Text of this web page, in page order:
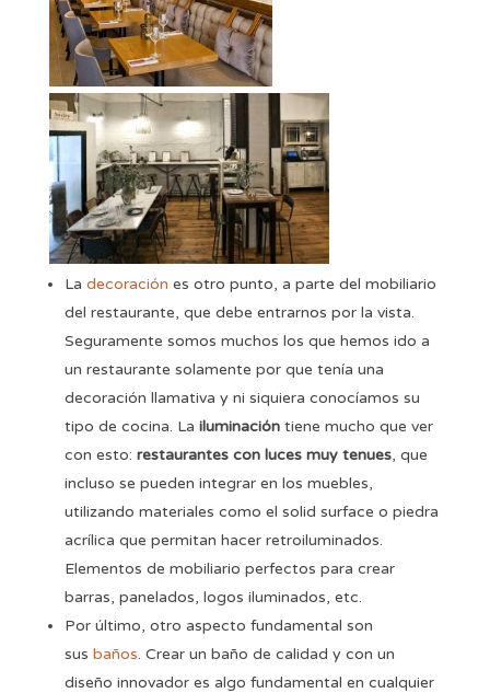
La decoración es otro punto, a parte del mobiliario
del restaurante, que debe entrarnos por la vista.
Seguramente somos muchos los que hemos ido a
un restaurante solamente por que tenía una
decoración llamativa y ni siquiera conocíamos su
tipo de cocina. La iluminacióntiene mucho que ver
con esto: restaurantes con luces muy tenues, que
incluso se pueden integrar en los muebles,
utilizando materiales como el solid surface o piedra
acrílica que permitan hacer retroiluminados.
Elementos de mobiliario perfectos para crear
barras, panelados, logos iluminados, etc.
Por último, otro aspecto fundamental son
sus baños. Crear un baño de calidad y con un
diseño innovador es algo fundamental en cualquier